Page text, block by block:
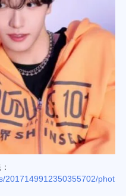
2017149912350355702/phot